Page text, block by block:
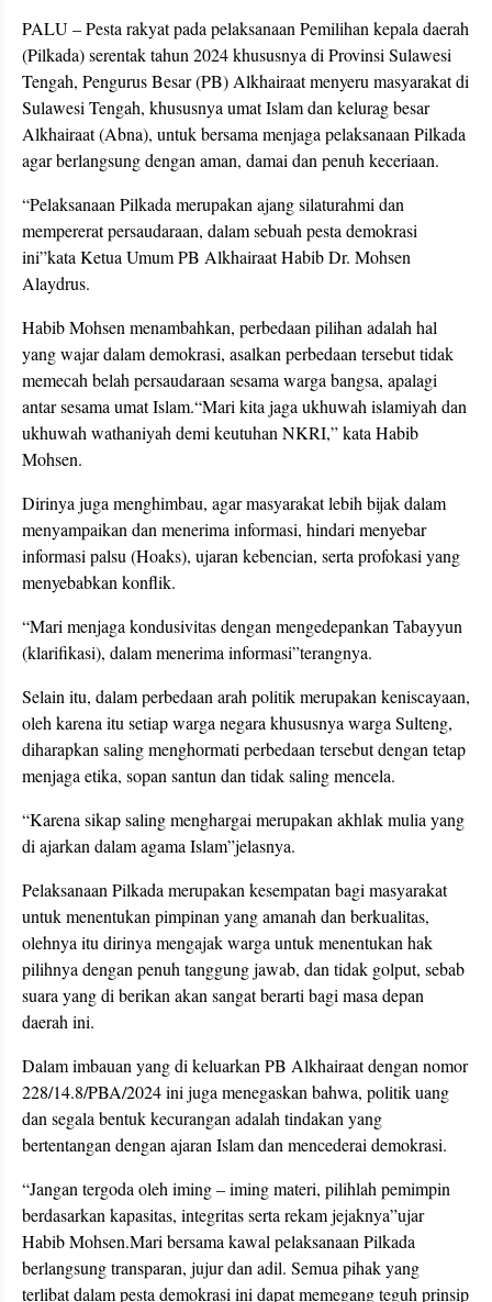
PALU – Pesta rakyat pada pelaksanaan Pemilihan kepala daerah
(Pilkada) serentak tahun 2024 khususnya di Provinsi Sulawesi
Tengah, Pengurus Besar (PB) Alkhairaat menyeru masyarakat di
Sulawesi Tengah, khususnya umat Islam dan kelurag besar
Alkhairaat (Abna), untuk bersama menjaga pelaksanaan Pilkada
agar berlangsung dengan aman, damai dan penuh keceriaan.
“Pelaksanaan Pilkada merupakan ajang silaturahmi dan
mempererat persaudaraan, dalam sebuah pesta demokrasi
ini”kata Ketua Umum PB Alkhairaat Habib Dr. Mohsen
Alaydrus.
Habib Mohsen menambahkan, perbedaan pilihan adalah hal
yang wajar dalam demokrasi, asalkan perbedaan tersebut tidak
memecah belah persaudaraan sesama warga bangsa, apalagi
antar sesama umat Islam.“Mari kita jaga ukhuwah islamiyah dan
ukhuwah wathaniyah demi keutuhan NKRI,” kata Habib
Mohsen.
Dirinya juga menghimbau, agar masyarakat lebih bijak dalam
menyampaikan dan menerima informasi, hindari menyebar
informasi palsu (Hoaks), ujaran kebencian, serta profokasi yang
menyebabkan konflik.
“Mari menjaga kondusivitas dengan mengedepankan Tabayyun
(klarifikasi), dalam menerima informasi”terangnya.
Selain itu, dalam perbedaan arah politik merupakan keniscayaan,
oleh karena itu setiap warga negara khususnya warga Sulteng,
diharapkan saling menghormati perbedaan tersebut dengan tetap
menjaga etika, sopan santun dan tidak saling mencela.
“Karena sikap saling menghargai merupakan akhlak mulia yang
di ajarkan dalam agama Islam”jelasnya.
Pelaksanaan Pilkada merupakan kesempatan bagi masyarakat
untuk menentukan pimpinan yang amanah dan berkualitas,
olehnya itu dirinya mengajak warga untuk menentukan hak
pilihnya dengan penuh tanggung jawab, dan tidak golput, sebab
suara yang di berikan akan sangat berarti bagi masa depan
daerah ini.
Dalam imbauan yang di keluarkan PB Alkhairaat dengan nomor
228/14.8/PBA/2024 ini juga menegaskan bahwa, politik uang
dan segala bentuk kecurangan adalah tindakan yang
bertentangan dengan ajaran Islam dan mencederai demokrasi.
“Jangan tergoda oleh iming – iming materi, pilihlah pemimpin
berdasarkan kapasitas, integritas serta rekam jejaknya”ujar
Habib Mohsen.Mari bersama kawal pelaksanaan Pilkada
berlangsung transparan, jujur dan adil. Semua pihak yang
terlibat dalam pesta demokrasi ini dapat memegang teguh prinsip